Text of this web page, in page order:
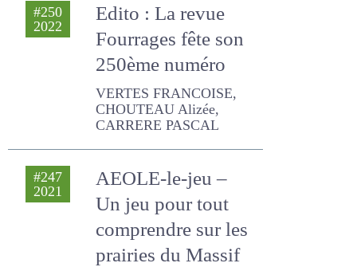
VERTES FRANCOISE
Edito : La revue
Fourrages fête son
250ème numéro
VERTES FRANCOISE,
CHOUTEAU Alizée,
CARRERE PASCAL
AEOLE-le-jeu – Un